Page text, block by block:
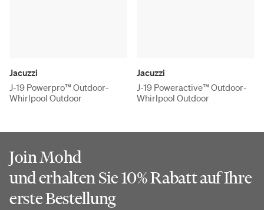
Jacuzzi
J-19 Powerpro™ Outdoor-
Whirlpool Outdoor
Jacuzzi
J-19 Poweractive™ Outdoor-
Whirlpool Outdoor
Join Mohd
und erhalten Sie 10% Rabatt auf Ihre
erste Bestellung